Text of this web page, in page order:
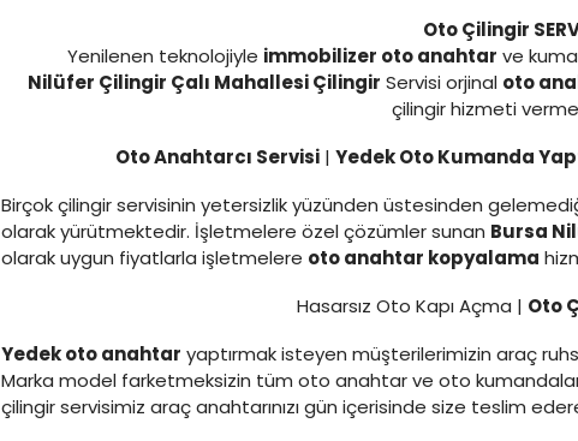
Oto Çilingir
Yenilenen teknolojiyle immobilizer oto anahtar ve
Nilüfer Çilingir Çalı Mahallesi Çilingir Servisi orjinal oto
çilingir hizmeti
Oto Anahtarcı Servisi | Yedek Oto Kumanda
Birçok çilingir servisinin yetersizlik yüzünden üstesinden
olarak yürütmektedir. İşletmelere özel çözümler sunan Bursa
olarak uygun fiyatlarla işletmelere oto anahtar kopyalama
Hasarsız Oto Kapı Açma | Oto
Yedek oto anahtar yaptırmak isteyen müşterilerimizin araç
Marka model farketmeksizin tüm oto anahtar ve oto
çilingir servisimiz araç anahtarınızı gün içerisinde size teslim